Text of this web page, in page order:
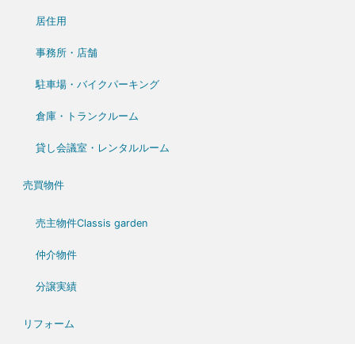
居住用
事務所・店舗
駐車場・バイクパーキング
倉庫・トランクルーム
貸し会議室・レンタルルーム
売買物件
売主物件Classis garden
仲介物件
分譲実績
リフォーム